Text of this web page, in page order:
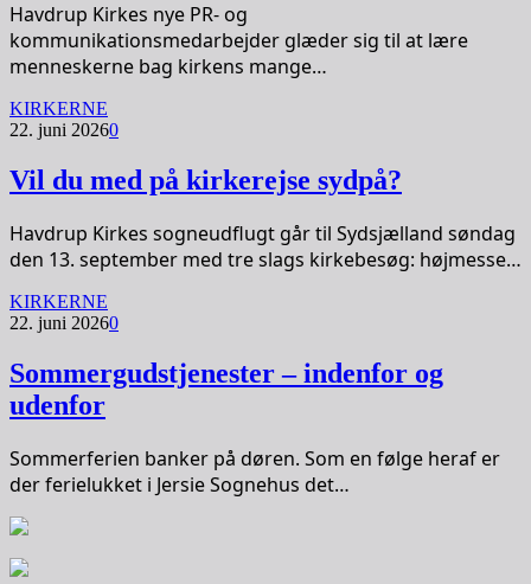
Havdrup Kirkes nye PR- og
kommunikationsmedarbejder glæder sig til at lære
menneskerne bag kirkens mange…
KIRKERNE
22. juni 20260
Vil du med på kirkerejse sydpå?
Havdrup Kirkes sogneudflugt går til Sydsjælland søndag
den 13. september med tre slags kirkebesøg: højmesse…
KIRKERNE
22. juni 20260
Sommergudstjenester – indenfor og
udenfor
Sommerferien banker på døren. Som en følge heraf er
der ferielukket i Jersie Sognehus det…